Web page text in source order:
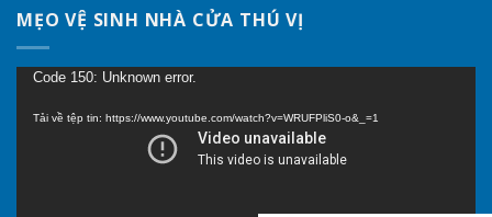
MẸO VỆ SINH NHÀ CỬA THÚ VỊ
Trình
Code 150: Unknown error.
Tải về tệp tin: https://www.youtube.com/watch?v=WRUFPliS0-o&_=1